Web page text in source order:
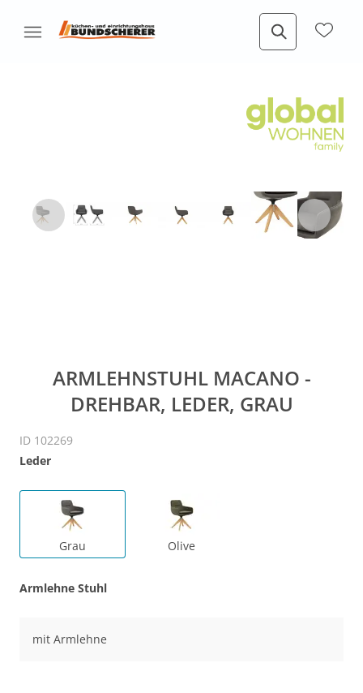
ARMLEHNSTUHL MACANO -
DREHBAR, LEDER, GRAU
ID 102269
Leder
Grau Olive
Armlehne Stuhl
mit Armlehne